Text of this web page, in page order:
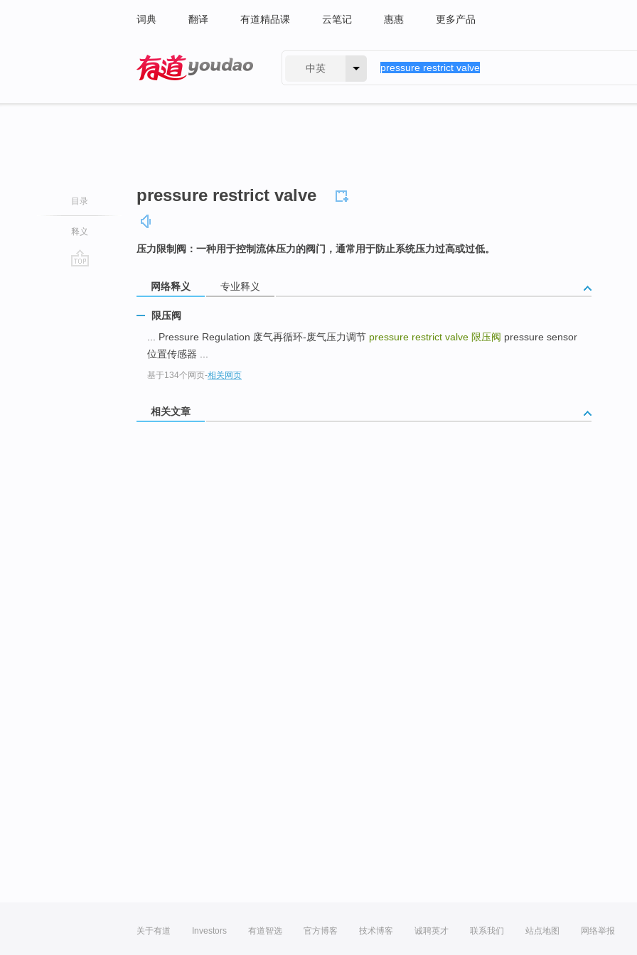
词典 翻译 有道精品课 云笔记 惠惠 更多产品
中英
目录
释义
pressure restrict valve
压力限制阀：一种用于控制流体压力的阀门，通常用于防止系统压力过高或过低。
网络释义 专业释义
限压阀
... Pressure Regulation 废气再循环-废气压力调节 pressure restrict valve 限压阀 pressure sensor
位置传感器 ...
基于134个网页-相关网页
相关文章
关于有道 Investors 有道智选 官方博客 技术博客 诚聘英才 联系我们 站点地图 网络举报